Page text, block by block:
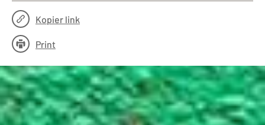
Kopier link
Print